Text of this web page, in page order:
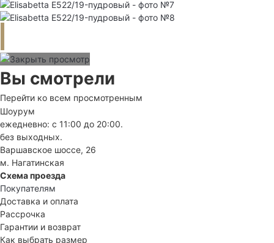
Вы смотрели
Перейти ко всем просмотренным
Шоурум
ежедневно: с 11:00 до 20:00.
без выходных.
Варшавское шоссе, 26
м. Нагатинская
Схема проезда
Покупателям
Доставка и оплата
Рассрочка
Гарантии и возврат
Как выбрать размер